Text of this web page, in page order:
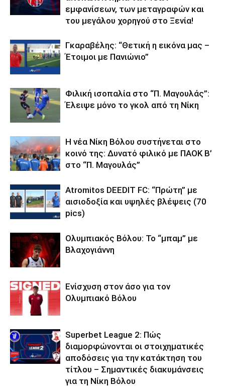
εμφανίσεων, των μεταγραφών και
του μεγάλου χορηγού στο Ξενία!
Γκαραβέλης: “Θετική η εικόνα μας –
Έτοιμοι με Πανιώνιο”
Φιλική ισοπαλία στο “Π. Μαγουλάς”:
Έλειψε μόνο το γκολ από τη Νίκη
Η νέα Νίκη Βόλου συστήνεται στο
κοινό της: Δυνατό φιλικό με ΠΑΟΚ Β’
στο “Π. Μαγουλάς”
Atromitos DEEDIT FC: “Πρώτη” με
αισιοδοξία και υψηλές βλέψεις (70
pics)
Ολυμπιακός Βόλου: Το “μπαμ” με
Βλαχογιάννη
Ενίσχυση στον άσο για τον
Ολυμπιακό Βόλου
Superbet League 2: Πώς
διαμορφώνονται οι στοιχηματικές
αποδόσεις για την κατάκτηση του
τίτλου – Σημαντικές διακυμάνσεις
για τη Νίκη Βόλου